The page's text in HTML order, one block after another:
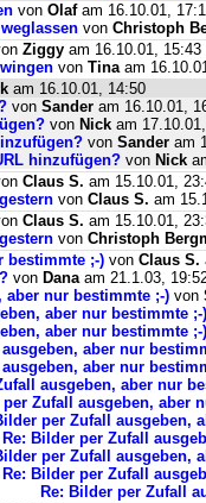
von Olafam 16.10.01,
von Christoph
Ziggy am 16.10.01, 15:43
von Tinaam
am 16.10.01, 14:50
von Sander am 16.10.01,
von Nick am
von Sander am
hinzufügen? von Nick
Claus S. am 15.10.01,
von Claus S. am
Claus S. am 15.10.01,
von Christoph
bestimmte ;-) von Claus S.
von Danaam 21.1.03,
aber nur bestimmte ;-) von
aber nur bestimmte ;-)
aber nur bestimmte ;-)
aber nur
aber nur
ausgeben, aber nur
per Zufall ausgeben, aber
per Zufall ausgeben,
Re: Bilder per Zufall
per Zufall ausgeben,
Re: Bilder per Zufall
Re: Bilder per Zufall